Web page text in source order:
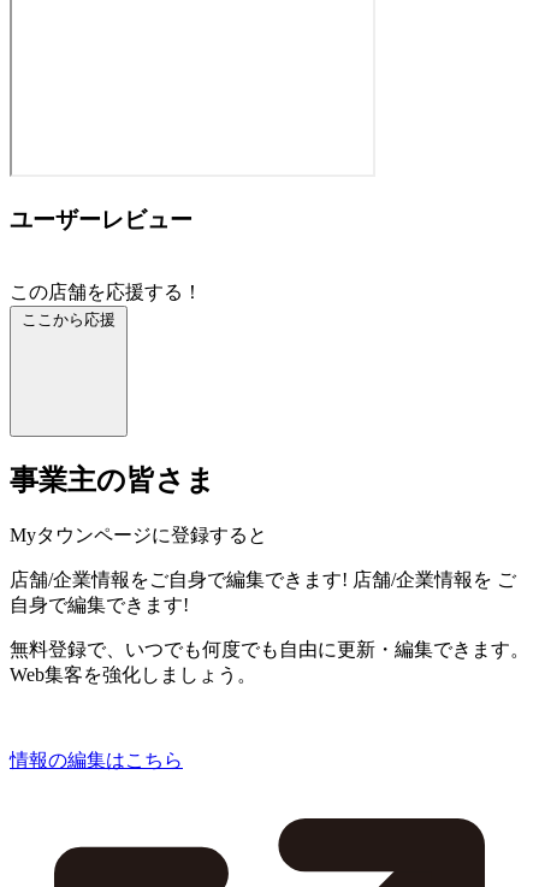
ユーザーレビュー
この店舗を応援する！
ここから応援
事業主の皆さま
Myタウンページに登録すると
店舗/企業情報をご自身で編集できます! 店舗/企業情報を ご
自身で編集できます!
無料登録で、いつでも何度でも自由に更新・編集できます。
Web集客を強化しましょう。
情報の編集はこちら